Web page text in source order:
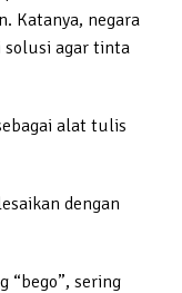
Katanya, negara
solusi agar tinta
alat tulis
dengan
“bego”, sering